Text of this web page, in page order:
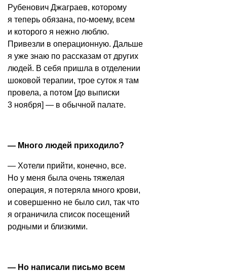
Рубенович Джаграев, которому
я теперь обязана, по-моему, всем
и которого я нежно люблю.
Привезли в операционную. Дальше
я уже знаю по рассказам от других
людей. В себя пришла в отделении
шоковой терапии, трое суток я там
провела, а потом [до выписки
3 ноября] — в обычной палате.
— Много людей приходило?
— Хотели прийти, конечно, все.
Но у меня была очень тяжелая
операция, я потеряла много крови,
и совершенно не было сил, так что
я ограничила список посещений
родными и близкими.
— Но написали письмо всем